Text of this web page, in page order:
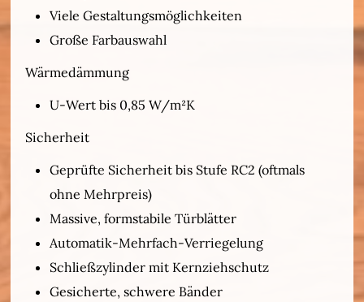
Viele Gestaltungsmöglichkeiten
Große Farbauswahl
Wärmedämmung
U-Wert bis 0,85 W/m²K
Sicherheit
Geprüfte Sicherheit bis Stufe RC2 (oftmals
ohne Mehrpreis)
Massive, formstabile Türblätter
Automatik-Mehrfach-Verriegelung
Schließzylinder mit Kernziehschutz
Gesicherte, schwere Bänder